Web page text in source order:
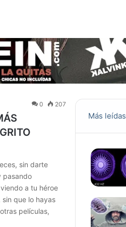
de causa…
0 207
sin darte
pasando
a tu héroe
que lo hayas
películas,
Más leídas